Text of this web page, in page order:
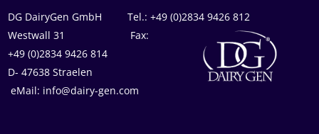
DG DairyGen GmbH Tel.: +49 (0)2834 9426 812
Westwall 31 Fax:
+49 (0)2834 9426 814
D- 47638 Straelen
eMail: info@dairy-gen.com